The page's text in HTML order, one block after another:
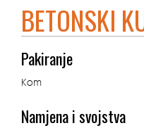
BETONSKI
Pakiranje
Kom
Namjena i svojstva